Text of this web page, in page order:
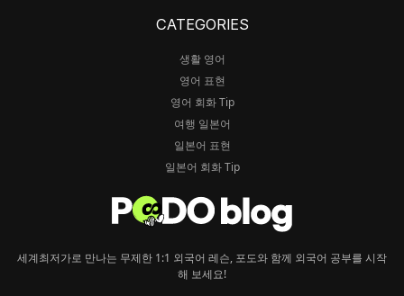
CATEGORIES
생활 영어
영어 표현
영어 회화 Tip
여행 일본어
일본어 표현
일본어 회화 Tip
세계최저가로 만나는 무제한 1:1 외국어 레슨, 포도와 함께 외국어 공부를 시작
해 보세요!